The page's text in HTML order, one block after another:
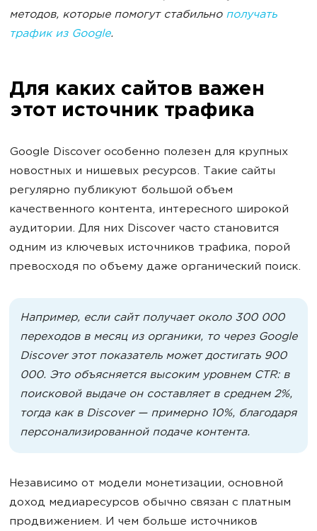
методов, которые помогут стабильно получать
трафик из Google.
Для каких сайтов важен
этот источник трафика
Google Discover особенно полезен для крупных
новостных и нишевых ресурсов. Такие сайты
регулярно публикуют большой объем
качественного контента, интересного широкой
аудитории. Для них Discover часто становится
одним из ключевых источников трафика, порой
превосходя по объему даже органический поиск.
Например, если сайт получает около 300 000
переходов в месяц из органики, то через Google
Discover этот показатель может достигать 900
000. Это объясняется высоким уровнем CTR: в
поисковой выдаче он составляет в среднем 2%,
тогда как в Discover — примерно 10%, благодаря
персонализированной подаче контента.
Независимо от модели монетизации, основной
доход медиаресурсов обычно связан с платным
продвижением. И чем больше источников